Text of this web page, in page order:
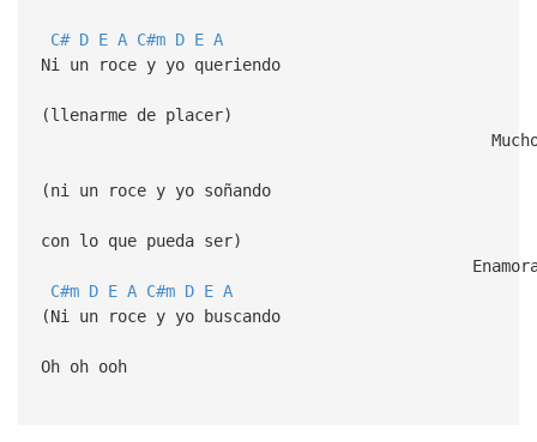
C# D E A C#m D E A
Ni un roce y yo queriendo
(llenarme de placer)
Mucho
(ni un roce y yo soñando
con lo que pueda ser)
Enamorada
C#m D E A C#m D E A
(Ni un roce y yo buscando
Oh oh ooh